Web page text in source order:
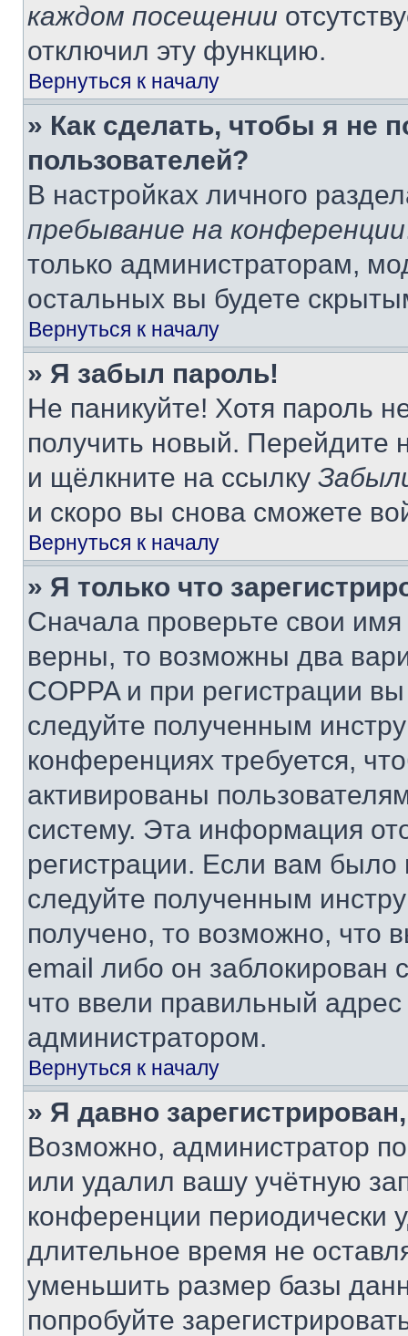
каждом посещении
отключил эту функцию.
Вернуться к началу
» Как сделать, чтобы я не
пользователей?
В настройках личного
пребывание на конференции
только администраторам,
остальных вы будете
Вернуться к началу
» Я забыл пароль!
Не паникуйте! Хотя пароль
получить новый. Перейдите
и щёлкните на ссылку
и скоро вы снова сможете
Вернуться к началу
» Я только что
Сначала проверьте свои
верны, то возможны два
COPPA и при регистрации
следуйте полученным
конференциях требуется,
активированы
систему. Эта информация
регистрации. Если вам
следуйте полученным
получено, то возможно, что
email либо он
что ввели правильный адрес
администратором.
Вернуться к началу
» Я давно
Возможно, администратор
или удалил вашу учётную
конференции периодически
длительное время не
уменьшить размер базы
попробуйте